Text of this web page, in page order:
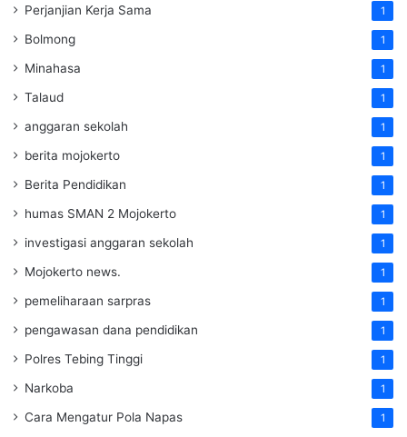
Perjanjian Kerja Sama 1
Bolmong 1
Minahasa 1
Talaud 1
anggaran sekolah 1
berita mojokerto 1
Berita Pendidikan 1
humas SMAN 2 Mojokerto 1
investigasi anggaran sekolah 1
Mojokerto news. 1
pemeliharaan sarpras 1
pengawasan dana pendidikan 1
Polres Tebing Tinggi 1
Narkoba 1
Cara Mengatur Pola Napas 1